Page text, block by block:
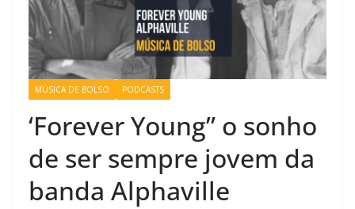
MÚSICA DE BOLSO PODCASTS
‘Forever Young” o sonho
de ser sempre jovem da
banda Alphaville